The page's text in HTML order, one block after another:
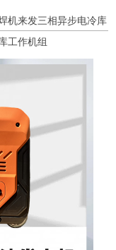
机来发三相异步电冷库
工作机组